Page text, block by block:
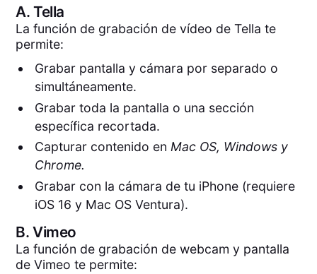
A.Tella
La función de grabación de vídeo de Tella te
permite:
Grabar pantalla y cámara por separado o
simultáneamente.
Grabar toda la pantalla o una sección
específica recortada.
Capturar contenido en Mac OS, Windows y
Chrome.
Grabar con la cámara de tu iPhone (requiere
iOS 16 y Mac OS Ventura).
B.Vimeo
La función de grabación de webcam y pantalla
de Vimeo te permite: